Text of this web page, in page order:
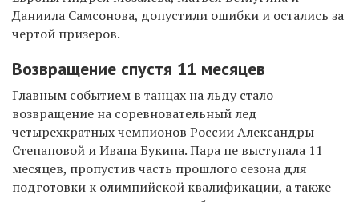
Даниила Самсонова, допустили ошибки и остались за
чертой призеров.
Возвращение спустя 11 месяцев
Главным событием в танцах на льду стало
возвращение на соревновательный лед
четырехкратных чемпионов России Александры
Степановой и Ивана Букина. Пара не выступала 11
месяцев, пропустив часть прошлого сезона для
подготовки к олимпийской квалификации, а также